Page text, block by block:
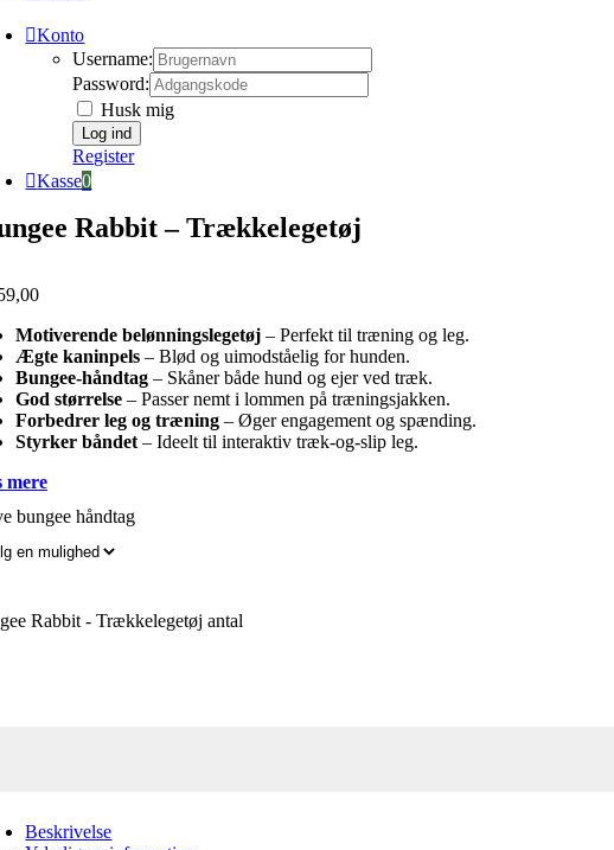
Konto
Username:
Password:
Husk mig
Register
Kasse0
Rabbit – Trækkelegetøj
Motiverende belønningslegetøj – Perfekt til træning og leg.
Ægte kaninpels – Blød og uimodståelig for hunden.
Bungee-håndtag – Skåner både hund og ejer ved træk.
God størrelse – Passer nemt i lommen på træningsjakken.
Forbedrer leg og træning – Øger engagement og spænding.
Styrker båndet – Ideelt til interaktiv træk-og-slip leg.
mere
bungee håndtag
Rabbit - Trækkelegetøj antal
Beskrivelse